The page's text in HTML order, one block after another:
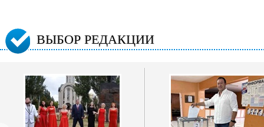
ВЫБОР РЕДАКЦИИ